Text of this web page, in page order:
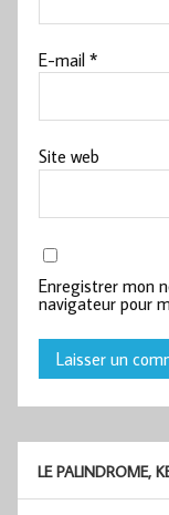
E-mail*
Site web
Enregistrer mon
navigateur pour
LE PALINDROME,